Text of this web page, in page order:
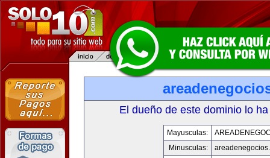
El dueño de este dominio lo
Mayusculas:
Minusculas: